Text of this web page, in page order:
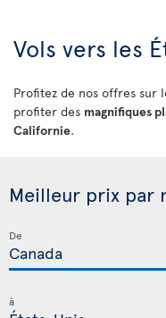
Vols vers les
Profitez de nos offres sur
profiter des magnifiques
Californie.
Meilleur prix par
De
à